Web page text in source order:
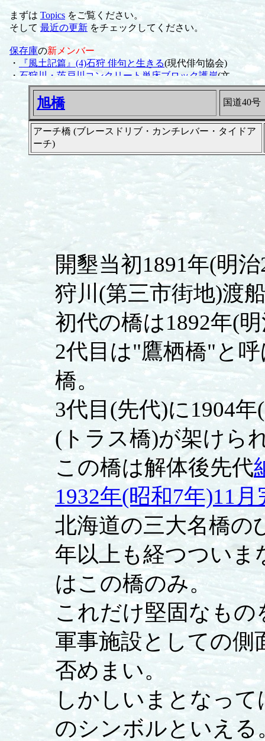
旭橋 国道40号
アーチ橋 (ブレースドリブ・カンチレバー・タイドア
ーチ)
開墾当初1891年(明
狩川(第三市街地)渡
初代の橋は1892年(
2代目は"鷹栖橋"と
橋。
3代目(先代)に1904
(トラス橋)が架けら
この橋は解体後先代
1932年(昭和7年)11月
北海道の三大名橋の
年以上も経つついま
はこの橋のみ。
これだけ堅固なも
軍事施設としての
否めまい。
しかしいまとなっ
のシンボルといえる